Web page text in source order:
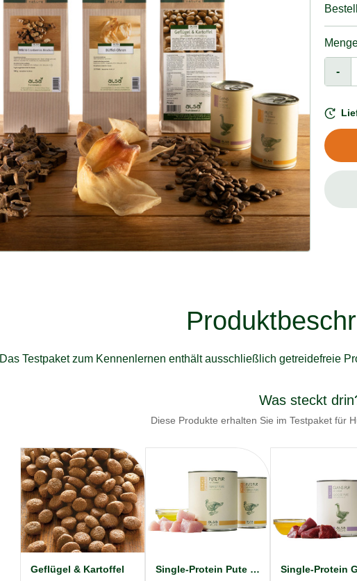
-
Das Testpaket zum Kennenlernen enthält ausschließlich getreidefreie
Was steckt
Diese Produkte erhalten Sie im Testpaket für
Geflügel & Kartoffel Single-Protein Pute pur